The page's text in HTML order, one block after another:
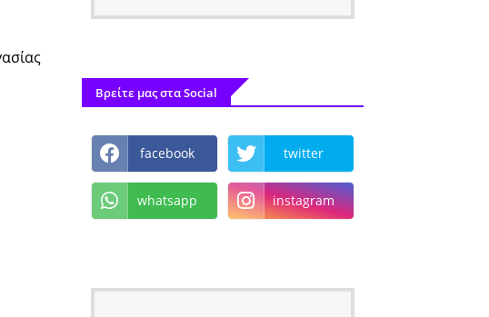
Βρείτε μας στα Social
facebook twitter
whatsapp instagram